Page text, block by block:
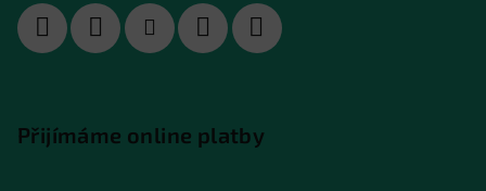
Přijímáme online platby